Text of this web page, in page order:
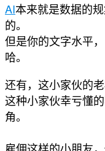
AI本来就是数据的
的。
但是你的文字水平
哈。
还有，这小家伙的
这种小家伙幸亏懂
角。